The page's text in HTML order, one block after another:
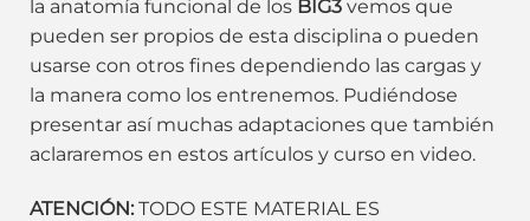
la anatomía funcional de los BIG3 vemos que
pueden ser propios de esta disciplina o pueden
usarse con otros fines dependiendo las cargas y
la manera como los entrenemos. Pudiéndose
presentar así muchas adaptaciones que también
aclararemos en estos artículos y curso en video.
ATENCIÓN: TODO ESTE MATERIAL ES